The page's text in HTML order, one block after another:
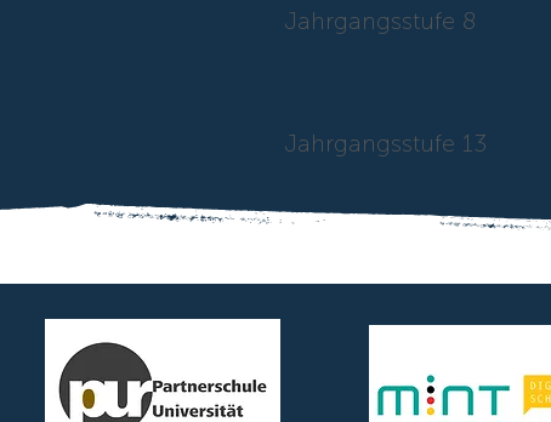
Jahrgangsstufe 8
Jahrgangsstufe 13